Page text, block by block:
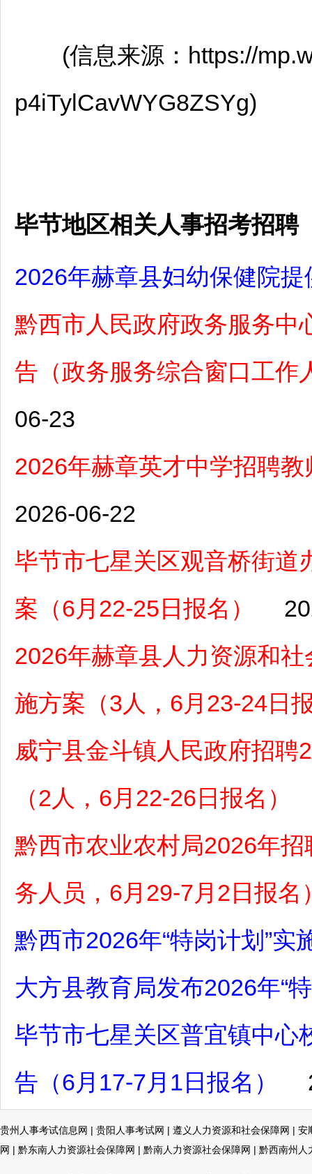
(信息来源：https://
p4iTylCavWYG8ZSYg)
毕节地区相关人事招考招聘
2026年赫章县妇幼保健院
黔西市人民政府政务服务中
告（政务服务综合窗口工作
06-23
2026年赫章英才中学招聘
2026-06-22
毕节市七星关区观音桥街道
案（6月22-25日报名）
2026年赫章县人力资源和
施方案（3人，6月23-24日
威宁县金斗镇人民政府招聘
（2人，6月22-26日报名）
黔西市农业农村局2026年
务人员，6月29-7月2日报名
黔西市2026年“特岗计划”实
大方县教育局发布2026年“
毕节市七星关区普宜镇中心
告（6月17-7月1日报名）
贵州人事考试信息网 | 贵阳人事考试网 | 遵义人力资源和社会保障网 | 安
网 | 黔东南人力资源社会保障网 | 黔南人力资源社会保障网 | 黔西南州人